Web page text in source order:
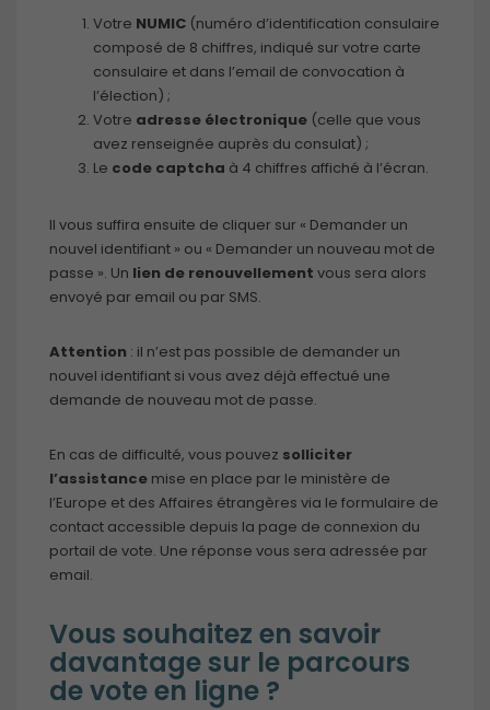
Votre NUMIC (numéro d’identification consulaire
composé de 8 chiffres, indiqué sur votre carte
consulaire et dans l’email de convocation à
l’élection) ;
Votre adresse électronique (celle que vous
avez renseignée auprès du consulat) ;
Le code captcha à 4 chiffres affiché à l’écran.
Il vous suffira ensuite de cliquer sur « Demander un
nouvel identifiant » ou « Demander un nouveau mot de
passe ». Un lien de renouvellement vous sera alors
envoyé par email ou par SMS.
Attention : il n’est pas possible de demander un
nouvel identifiant si vous avez déjà effectué une
demande de nouveau mot de passe.
En cas de difficulté, vous pouvez solliciter
l’assistance mise en place par le ministère de
l’Europe et des Affaires étrangères via le formulaire de
contact accessible depuis la page de connexion du
portail de vote. Une réponse vous sera adressée par
email.
Vous souhaitez en savoir
davantage sur le parcours
de vote en ligne ?